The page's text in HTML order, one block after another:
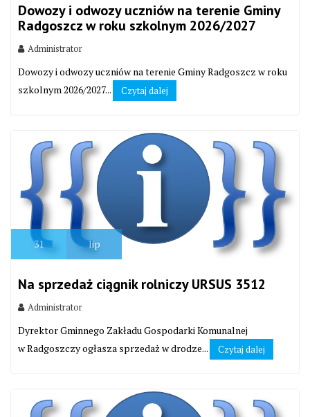
Dowozy i odwozy uczniów na terenie Gminy
Radgoszcz w roku szkolnym 2026/2027
Administrator
Dowozy i odwozy uczniów na terenie Gminy Radgoszcz w roku
szkolnym 2026/2027...
Czytaj dalej
31 lip
Na sprzedaż ciągnik rolniczy URSUS 3512
Administrator
Dyrektor Gminnego Zakładu Gospodarki Komunalnej
w Radgoszczy ogłasza sprzedaż w drodze...
Czytaj dalej